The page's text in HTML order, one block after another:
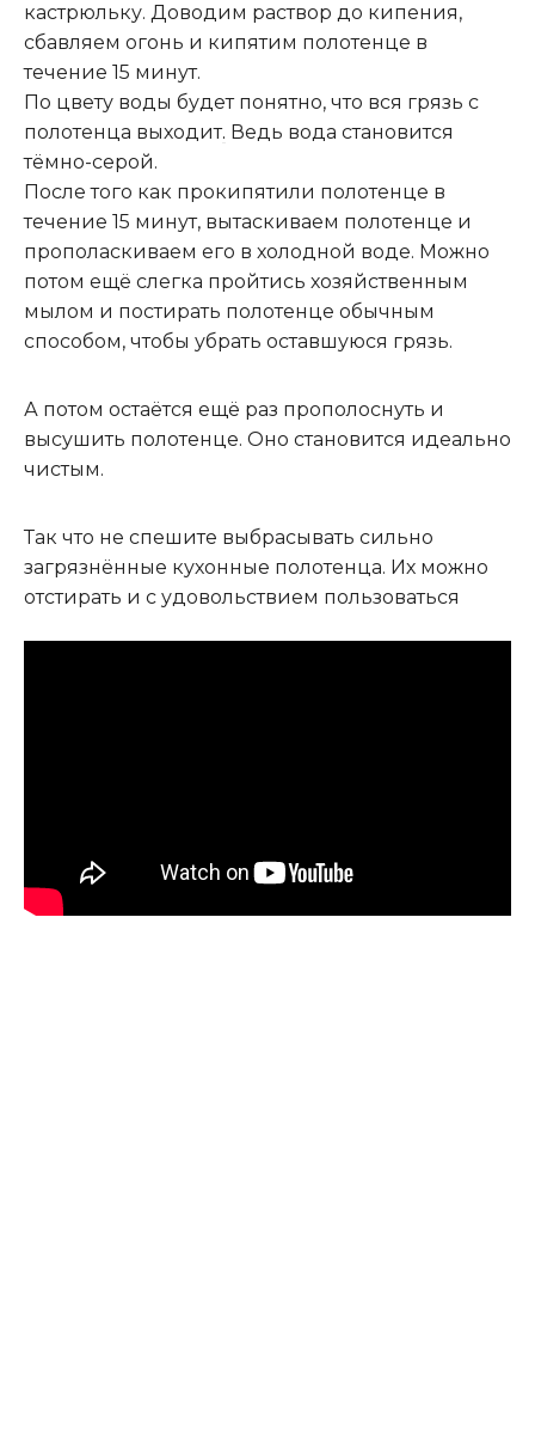
кастрюльку. Доводим раствор до кипения,
сбавляем огонь и кипятим полотенце в
течение 15 минут.
По цвету воды будет понятно, что вся грязь с
полотенца выходит. Ведь вода становится
тёмно-серой.
После того как прокипятили полотенце в
течение 15 минут, вытаскиваем полотенце и
прополаскиваем его в холодной воде. Можно
потом ещё слегка пройтись хозяйственным
мылом и постирать полотенце обычным
способом, чтобы убрать оставшуюся грязь.
А потом остаётся ещё раз прополоснуть и
высушить полотенце. Оно становится идеально
чистым.
Так что не спешите выбрасывать сильно
загрязнённые кухонные полотенца. Их можно
отстирать и с удовольствием пользоваться